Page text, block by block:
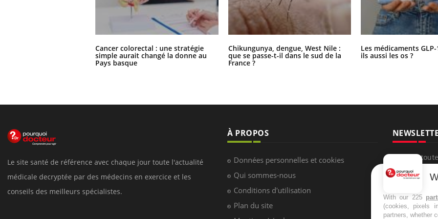
Cancer colorectal : une stratégie
simple aurait changé la donne au
Pays basque
Chikungunya, dengue, West Nile :
que se passe-t-il dans le sud de la
France ?
Les médicaments
ils aussi les os ?
Le site santé de référence avec chaque jour toute l'actualité
médicale decryptée par des médecins en exercice et les
conseils des meilleurs spécialistes.
À PROPOS
Données personnelles et cookies
Qui sommes-nous
Conditions d'utilisation
Plan du site
Recevez
infos santé
With our 225
(cookies, pixels
partners, whether